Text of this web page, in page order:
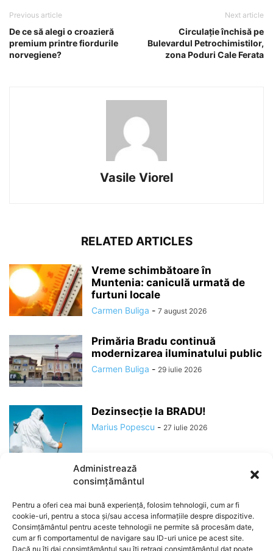
Administrează
consimțământul
Pentru a oferi cea mai bună experiență, folosim tehnologii, cum ar fi
cookie-uri, pentru a stoca și/sau accesa informațiile despre dispozitive.
Consimțământul pentru aceste tehnologii ne permite să procesăm date,
cum ar fi comportamentul de navigare sau ID-uri unice pe acest site.
Dacă nu îți dai consimțământul sau îți retragi consimțământul dat poate
Previous article
De ce să alegi o croazieră
premium printre fiordurile
norvegiene?
Next article
Circulație închisă pe
Bulevardul Petrochimistilor,
zona Poduri Cale Ferata
Vasile Viorel
RELATED ARTICLES
Vreme schimbătoare în
Muntenia: caniculă urmată de
furtuni locale
Carmen Buliga - 7 august 2026
Primăria Bradu continuă
modernizarea iluminatului public
Carmen Buliga - 29 iulie 2026
Dezinsecție la BRADU!
Marius Popescu - 27 iulie 2026